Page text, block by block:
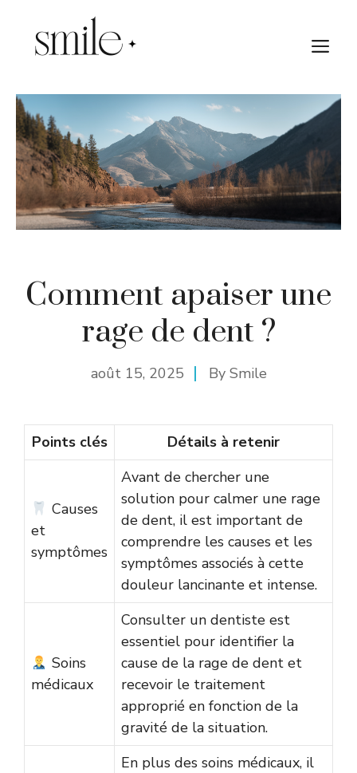
contenu
Comment apaiser une
rage de dent ?
août 15, 2025 By Smile
Points clés Détails à retenir
Causes
et
symptômes
Avant de chercher une
solution pour calmer une rage
de dent, il est important de
comprendre les causes et les
symptômes associés à cette
douleur lancinante et intense.
Soins
médicaux
Consulter un dentiste est
essentiel pour identifier la
cause de la rage de dent et
recevoir le traitement
approprié en fonction de la
gravité de la situation.
En plus des soins médicaux, il